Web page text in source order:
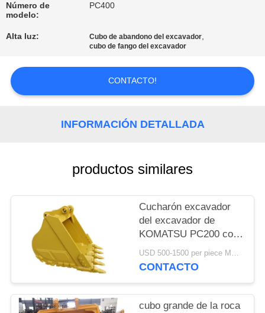
ÉNTRENOS
EN
CONTACTO
CON
SITIO
PRIVACY
POLICY
Número de
modelo:
PC400
Alta luz: Cubo de abandono del excavador,
cubo de fango del excavador
CONTACTO!
INFORMACIÓN DETALLADA
productos similares
Cucharón excavador
del excavador de
KOMATSU PC200 con
0.9-5 colores del
amarillo de Cbm
USD 500-1500 per piece MOQ:1PC
CONTACTO
cubo grande de la roca